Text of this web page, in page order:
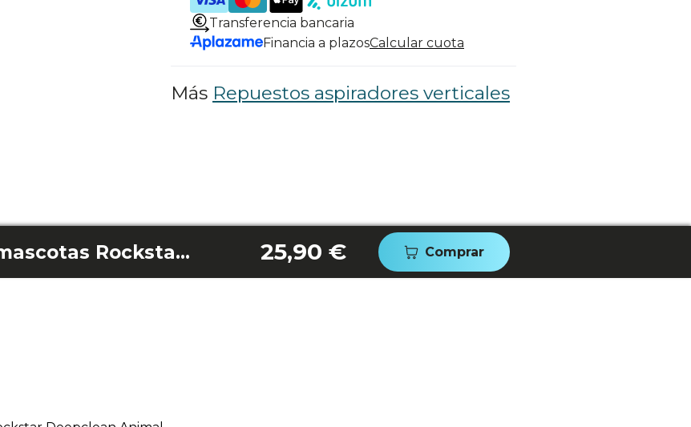
Transferencia bancaria
Financia a plazosCalcular cuota
Más Repuestos aspiradores verticales
Kit de limpieza para mascotas Rockstar Deepclean Animal 25,90 € Comprar